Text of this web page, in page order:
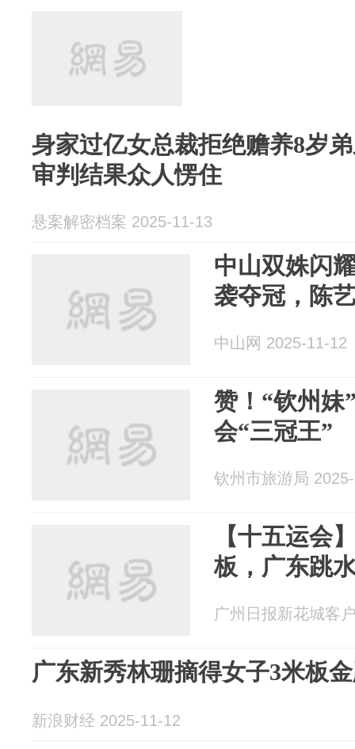
身家过亿女总裁拒绝赡养8岁
审判结果众人愣住
悬案解密档案 2025-11-13
中山双姝闪
袭夺冠，陈
中山网 2025-11-12
赞！“钦州妹
会“三冠王”
钦州市旅游局
【十五运会
板，广东跳
广州日报新花城客
广东新秀林珊摘得女子3米板
新浪财经 2025-11-12